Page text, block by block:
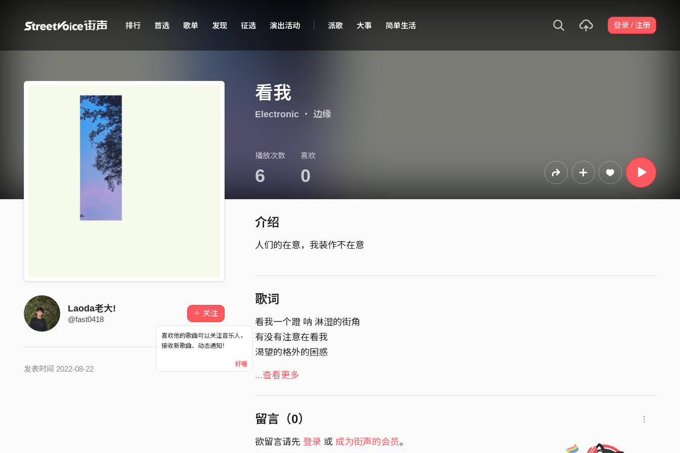
排行 首选 歌单 发现 征选 演出活动 派歌 大事 简单生活 登录 / 注册
看我
Electronic・ 边缘
播放次数
6
喜欢
0
Laoda老大!
@fast0418
＋ 关注
喜欢他的歌曲可以关注音乐人，
接收新歌曲、动态通知！
好喔
发表时间 2022-08-22
介绍
人们的在意，我装作不在意
歌词
看我一个蹬 呐 淋湿的街角
有没有注意在看我
渴望的格外的困惑
交给时间证 明雨后的路口
（真的）
最后的最后别退缩
...查看更多
留言（0）
欲留言请先 登录 或 成为街声的会员。